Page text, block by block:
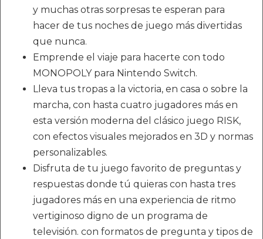
y muchas otras sorpresas te esperan para
hacer de tus noches de juego más divertidas
que nunca.
Emprende el viaje para hacerte con todo
MONOPOLY para Nintendo Switch.
Lleva tus tropas a la victoria, en casa o sobre la
marcha, con hasta cuatro jugadores más en
esta versión moderna del clásico juego RISK,
con efectos visuales mejorados en 3D y normas
personalizables.
Disfruta de tu juego favorito de preguntas y
respuestas donde tú quieras con hasta tres
jugadores más en una experiencia de ritmo
vertiginoso digno de un programa de
televisión. con formatos de pregunta y tipos de